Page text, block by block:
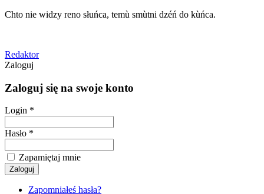
Chto nie widzy reno słuńca, temù smùtni dzéń do kùńca.
Redaktor
Zaloguj
Zaloguj się na swoje konto
Login *
Hasło *
Zapamiętaj mnie
Zapomniałeś hasła?